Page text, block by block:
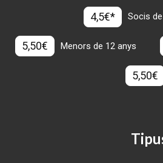
4,5€* Socis
5,50€ Menors de 12 anys
5,50€